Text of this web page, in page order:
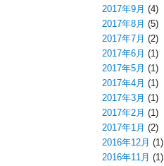
2017年9月 (4)
2017年8月 (5)
2017年7月 (2)
2017年6月 (1)
2017年5月 (1)
2017年4月 (1)
2017年3月 (1)
2017年2月 (1)
2017年1月 (2)
2016年12月 (1)
2016年11月 (1)